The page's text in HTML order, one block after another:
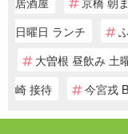
日曜日 ランチ
大曽根 昼飲み 土
崎 接待
今宮戎